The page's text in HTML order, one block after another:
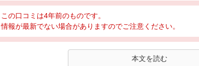
この口コミは4年前のものです。
情報が最新でない場合がありますのでご注意ください。
本文を読む